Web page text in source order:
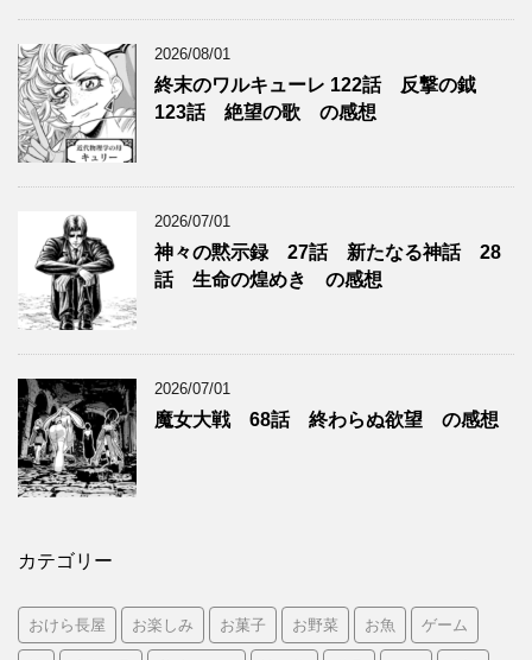
2026/08/01
終末のワルキューレ 122話 反撃の鉞
123話 絶望の歌 の感想
2026/07/01
神々の黙示録 27話 新たなる神話 28
話 生命の煌めき の感想
2026/07/01
魔女大戦 68話 終わらぬ欲望 の感想
カテゴリー
おけら長屋 お楽しみ お菓子 お野菜 お魚 ゲーム